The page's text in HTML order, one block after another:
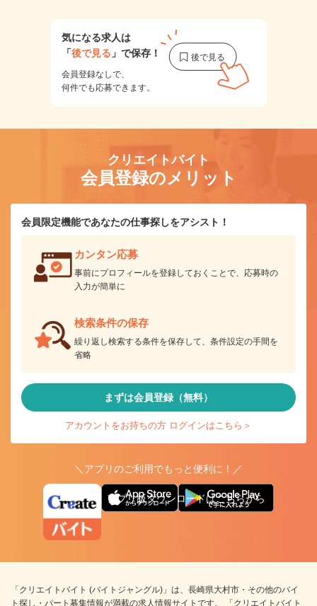
気になる求人は
「後で見る 」で保存！
会員登録なしで、
何件でも応募できます。
クリエイトバイト
会員登録のメリット
会員限定機能であなたの仕事探しをアシスト！
カンタン応募
事前にプロフィールを登録しておくことで、応募時の
入力が簡単に
検索条件の保存
繰り返し検索する条件を保存して、条件設定の手間を
省略
まずは会員登録（無料）
アカウントをお持ちの方 ログインはこちら＞
＼アプリのご利用でもっと便利に！／
アプリ版ダウンロードはこちらから
「クリエイトバイト (バイトジャングル)」は、長崎県大村市・その他のバイ
ト探し・パート募集情報が満載の求人情報サイトです。 「クリエイトバイト